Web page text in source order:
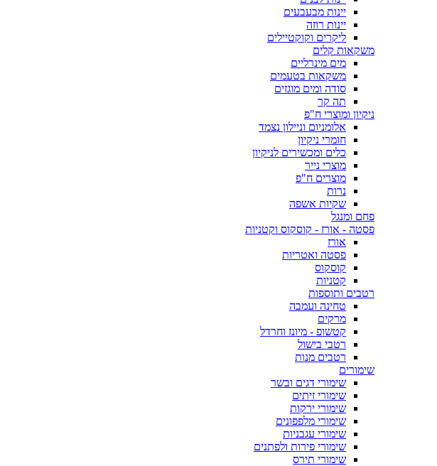
יינות מבעבעים
יינות רוזה
ליקרים וקוקטיילים
משקאות קלים
מים מינרליים
משקאות בטעמים
סודה ומים מוגזים
תה קר
ניקיון ומוצרי ח"פ
אלומניום וניילון נצמד
חומרי ניקיון
כלים ומכשירים לניקיון
מוצרי נייר
מוצרים ח"פ
נרות
שקיות אשפה
פחם ומנגל
פסטה - אורז - קוסקוס וקטניות
אורז
פסטה ואטריות
קוסקוס
קטניות
רטבים ותוספות
טחינה ועמבה
מרקים
קטשופ - מיונז וחרדל
רטבי בישול
רטבים מנות
שימורים
שימורי דגים ובשר
שימורי זיתים
שימורי ירקות
שימורי מלפפונים
שימורי עגבניות
שימורי פירות ולפתנים
שימורי תירס